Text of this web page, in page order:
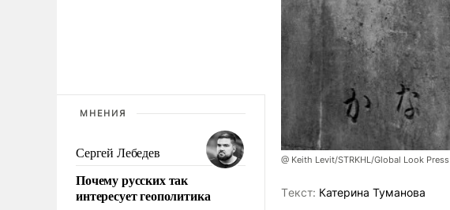
МНЕНИЯ
Сергей Лебедев
Почему русских так
интересует геополитика
@ Keith Levit/STRKHL/Global Look Press
Tекст: Катерина Туманова